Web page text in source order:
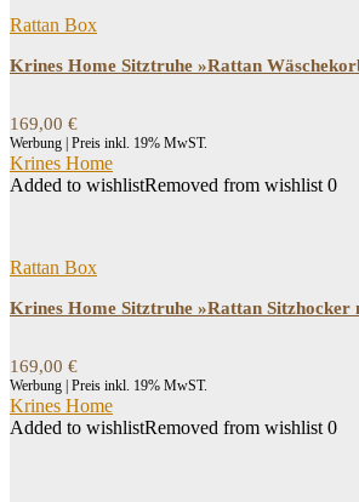
Rattan Box
Krines Home Sitztruhe »Rattan
169,00 €
Werbung | Preis inkl. 19% MwST.
Krines Home
Added to wishlistRemoved from wishlist 0
Rattan Box
Krines Home Sitztruhe »Rattan
169,00 €
Werbung | Preis inkl. 19% MwST.
Krines Home
Added to wishlistRemoved from wishlist 0